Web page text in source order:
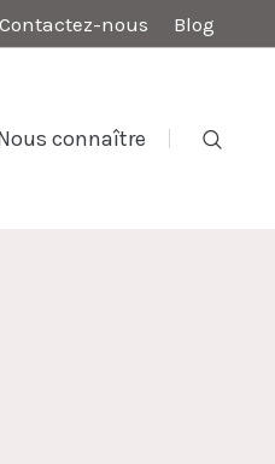
Contactez-nous Blog
connaître